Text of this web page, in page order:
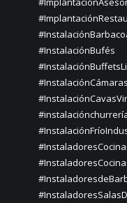
#InstalaciónBufés